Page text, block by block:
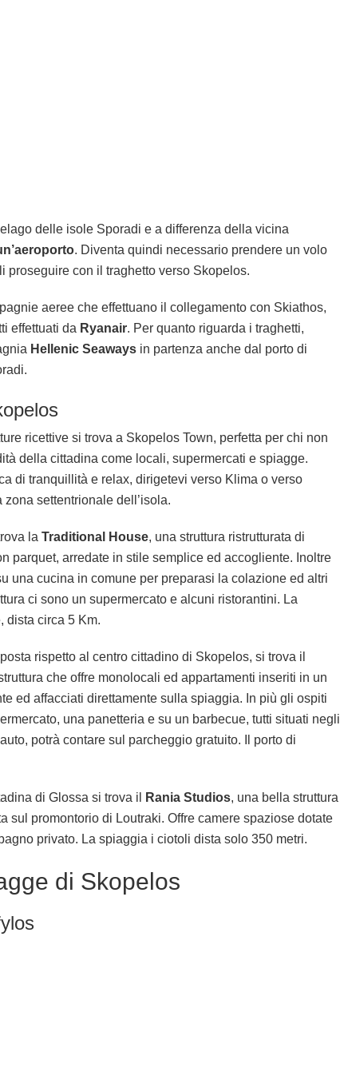
delle isole Sporadi e a differenza della vicina
. Diventa quindi necessario prendere un volo
proseguire con il traghetto verso Skopelos.
aeree che effettuano il collegamento con Skiathos,
effettuati da Ryanair. Per quanto riguarda i traghetti,
Hellenic Seawaysin partenza anche dal porto di
ricettive si trova a Skopelos Town, perfetta per chi non
della cittadina come locali, supermercati e spiagge.
di tranquillità e relax, dirigetevi verso Klima o verso
settentrionale dell’isola.
la Traditional House, una struttura ristrutturata di
parquet, arredate in stile semplice ed accogliente. Inoltre
una cucina in comune per preparasi la colazione ed altri
ci sono un supermercato e alcuni ristorantini. La
dista circa 5 Km.
rispetto al centro cittadino di Skopelos, si trova il
che offre monolocali ed appartamenti inseriti in un
ed affacciati direttamente sulla spiaggia. In più gli ospiti
una panetteria e su un barbecue, tutti situati negli
potrà contare sul parcheggio gratuito. Il porto di
di Glossa si trova il Rania Studios, una bella struttura
sul promontorio di Loutraki. Offre camere spaziose dotate
privato. La spiaggia i ciotoli dista solo 350 metri.
di Skopelos